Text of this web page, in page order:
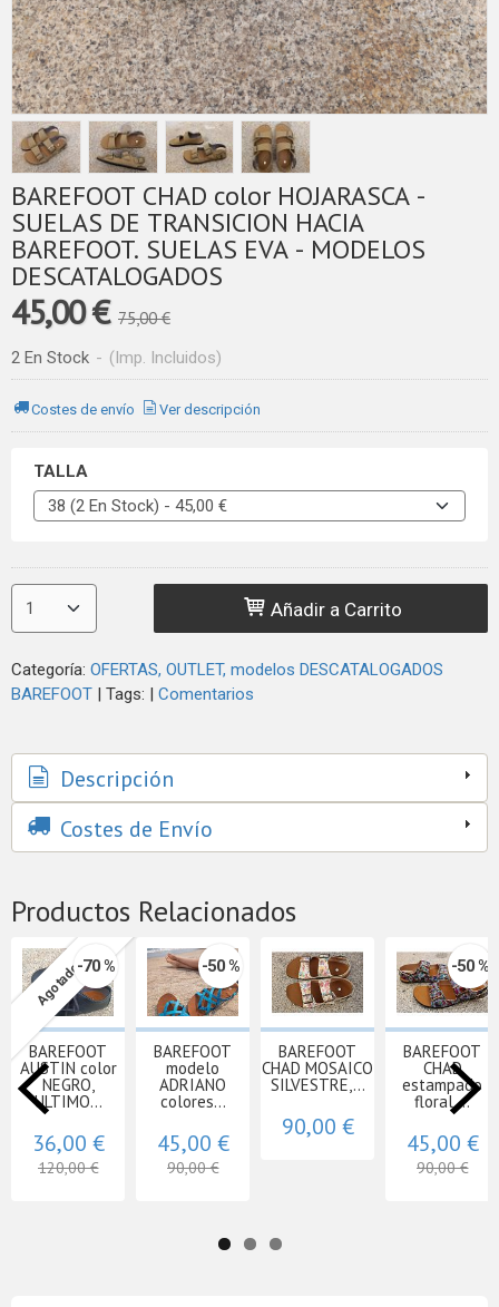
BAREFOOT CHAD color HOJARASCA -
SUELAS DE TRANSICION HACIA
BAREFOOT. SUELAS EVA - MODELOS
DESCATALOGADOS
45,00 € 75,00 €
2 En Stock - (Imp. Incluidos)
Costes de envío Ver descripción
TALLA
Añadir a Carrito
Categoría: OFERTAS, OUTLET, modelos DESCATALOGADOS
BAREFOOT | Tags: | Comentarios
Descripción
Costes de Envío
Productos Relacionados
Agotado-70 %
BAREFOOT
AUSTIN color
NEGRO,
ULTIMO...
36,00 €
120,00 €
-50 %
BAREFOOT
modelo
ADRIANO
colores...
45,00 €
90,00 €
BAREFOOT
CHAD MOSAICO
SILVESTRE,...
90,00 €
-50 %
BAREFOOT
CHAD
estampado
floral,...
45,00 €
90,00 €